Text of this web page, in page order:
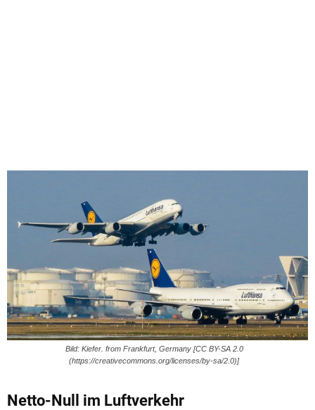
Bild: Kiefer. from Frankfurt, Germany [CC BY-SA 2.0
(https://creativecommons.org/licenses/by-sa/2.0)]
Netto-Null im Luftverkehr